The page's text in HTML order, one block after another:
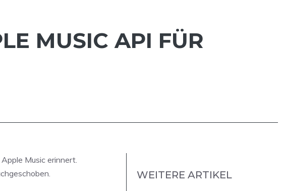
MUSIC API FÜR
Music erinnert.
WEITERE ARTIKEL